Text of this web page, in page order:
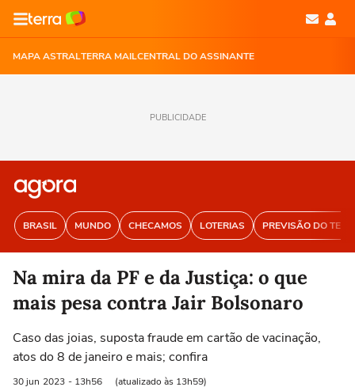
MAPA ASTRALTERRA MAILCENTRAL DO ASSINANTE
PUBLICIDADE
BRASIL MUNDO CHECAMOS LOTERIAS PREVISÃO DO
Na mira da PF e da Justiça: o que
mais pesa contra Jair Bolsonaro
Caso das joias, suposta fraude em cartão de vacinação,
atos do 8 de janeiro e mais; confira
30 jun 2023 - 13h56 (atualizado às 13h59)